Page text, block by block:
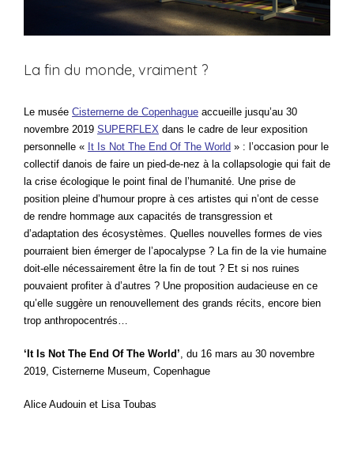
La fin du monde, vraiment ?
Le musée Cisternerne de Copenhague accueille jusqu’au 30
novembre 2019 SUPERFLEX dans le cadre de leur exposition
personnelle « It Is Not The End Of The World » : l’occasion pour le
collectif danois de faire un pied-de-nez à la collapsologie qui fait de
la crise écologique le point final de l’humanité. Une prise de
position pleine d’humour propre à ces artistes qui n’ont de cesse
de rendre hommage aux capacités de transgression et
d’adaptation des écosystèmes. Quelles nouvelles formes de vies
pourraient bien émerger de l’apocalypse ? La fin de la vie humaine
doit-elle nécessairement être la fin de tout ? Et si nos ruines
pouvaient profiter à d’autres ? Une proposition audacieuse en ce
qu’elle suggère un renouvellement des grands récits, encore bien
trop anthropocentrés…
‘It Is Not The End Of The World’, du 16 mars au 30 novembre
2019, Cisternerne Museum, Copenhague
Alice Audouin et Lisa Toubas